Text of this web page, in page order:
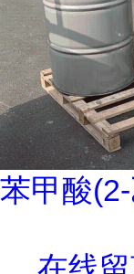
苯甲酸